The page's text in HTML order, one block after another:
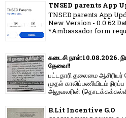
TNSED parents App
TNSED parents App
New Version - 0.0.62
*Ambassador form
கடைசி நாள்:10.08.2026.
தேவை!!
பட்டதாரி தலைமை
முதல் காலிப்பணியிடம்
அலுவலரின்
B.Lit Incentive G.O